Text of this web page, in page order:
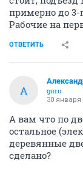
примерно до 3-
Рабочие на
ОТВЕТИТЬ
А
guru
30 января
А вам что по
остальное
деревянные
сделано?